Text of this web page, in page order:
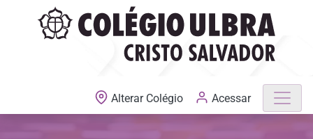
MATRÍCULAS ABERTAS
Alterar Colégio Acessar